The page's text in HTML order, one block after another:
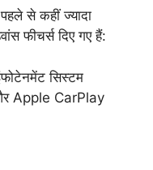
से कहीं ज्यादा
फीचर्स दिए गए हैं:
सिस्टम
Apple CarPlay